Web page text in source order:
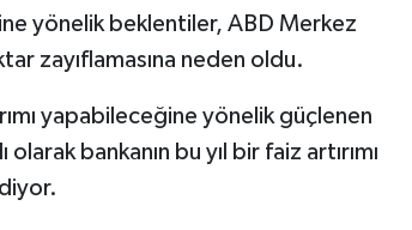
yönelik beklentiler, ABD Merkez
zayıflamasına neden oldu.
yapabileceğine yönelik güçlenen
bankanın bu yıl bir faiz artırımı